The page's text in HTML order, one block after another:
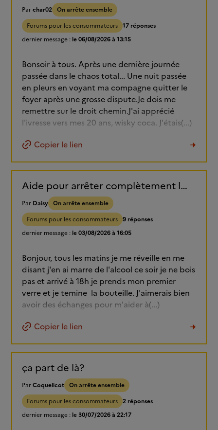
Parchar02 On arrête ensemble
Forums pour les consommateurs 17 réponses
dernier message : le 06/08/2026 à 13:15
Bonsoir à tous. Après une dernière journée
passée dans le chaos total... Une nuit passée
en pleurs en voyant ma compagne quitter le
foyer après une grosse dispute.Je dois me
remettre sur le droit chemin.J'ai apprécié
l'ivresse vers mes 20 ans, wisky coca. J'étais(...)
Copier le lien
Aide pour arrêter complètement l'alcool.
Par Daisy On arrête ensemble
Forums pour les consommateurs 9 réponses
dernier message : le 03/08/2026 à 16:05
Bonjour, tous les matins je me réveille en me
disant j'en ai marre de l'alcool ce soir je ne bois
pas et arrivé à 18h je prends mon premier
verre et je temine la bouteille. J'aimerais bien
avoir des échanges pour m'aider à(...)
Copier le lien
ça part de là?
ParCoquelicot On arrête ensemble
Forums pour les consommateurs 2 réponses
dernier message : le 30/07/2026 à 22:17